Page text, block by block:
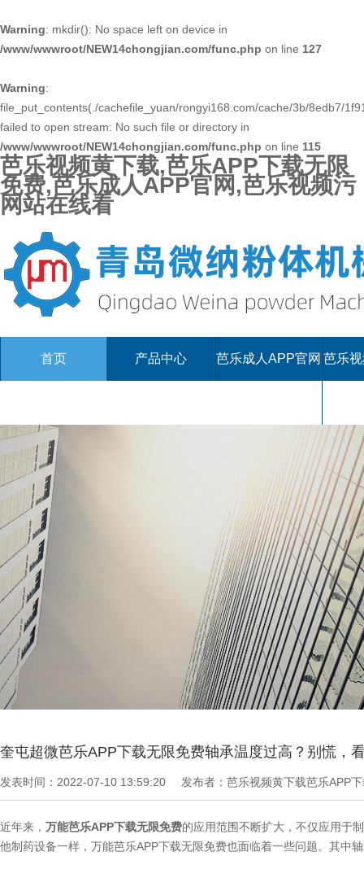
Warning: mkdir(): No space left on device in
/www/wwwroot/NEW14chongjian.com/func.php on line 127
Warning:
file_put_contents(./cachefile_yuan/rongyi168.com/cache/3b/8edb7/
failed to open stream: No such file or directory in
/www/wwwroot/NEW14chongjian.com/func.php on line 115
芭乐视频黄下载,芭乐APP下载无限
免费,芭乐成人APP官网,芭乐视频污
网站在线看
首页 产品中心 芭乐成人APP官网 芭乐
奎屯超微芭乐APP下载无限免费轴承温度过高？别慌，
发表时间：2022-07-10 13:59:20 发布者：芭乐视频黄下载芭乐APP
近年来， 万能芭乐APP下载无限免费的应用范围不断扩大，不仅应用于
他制药设备一样，万能芭乐APP下载无限免费也面临着一些问题。其中